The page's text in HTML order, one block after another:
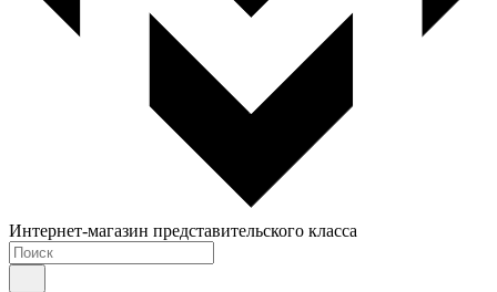
Интернет-магазин представительского класса